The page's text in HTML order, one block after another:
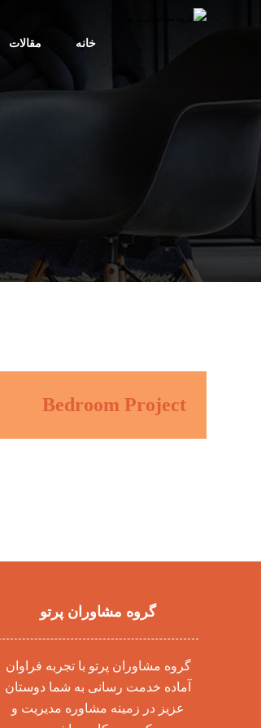
خانه مقالات
Bedroom Project
گروه مشاوران پرتو
گروه مشاوران پرتو با تجربه فراوان
آماده خدمت رسانی به شما دوستان
عزیز در زمینه مشاوره مدیریت و